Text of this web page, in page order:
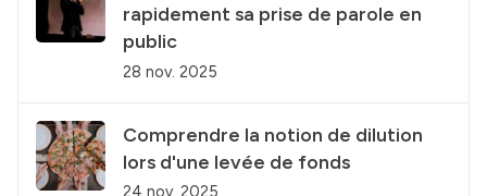
rapidement sa prise de parole en
public
28 nov. 2025
Comprendre la notion de dilution
lors d'une levée de fonds
24 nov. 2025